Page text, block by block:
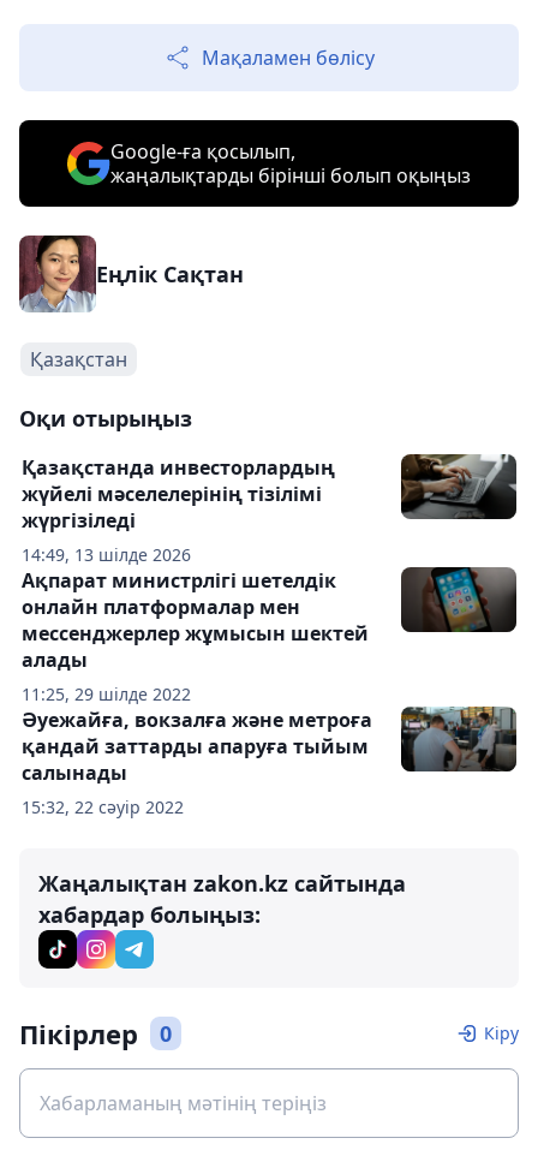
Мақаламен бөлісу
Google-ға қосылып,
жаңалықтарды бірінші болып оқыңыз
Еңлік Сақтан
Қазақстан
Оқи отырыңыз
14:49, 13 шілде 2026
Қазақстанда инвесторлардың
жүйелі мәселелерінің тізілімі
жүргізіледі
11:25, 29 шілде 2022
Ақпарат министрлігі шетелдік
онлайн платформалар мен
мессенджерлер жұмысын шектей
алады
15:32, 22 сәуір 2022
Әуежайға, вокзалға және метроға
қандай заттарды апаруға тыйым
салынады
Жаңалықтан zakon.kz сайтында
хабардар болыңыз:
Пікірлер 0 Кіру